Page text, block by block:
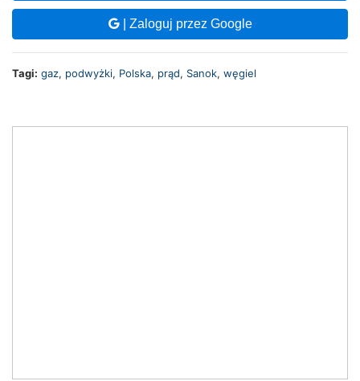
| Zaloguj przez Google
Tagi: gaz, podwyżki, Polska, prąd, Sanok, węgiel